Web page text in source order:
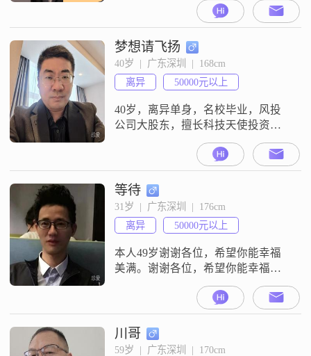
梦想请飞扬
40岁  |  广东深圳  |  168cm
离异
50000元以上
40岁，离异单身，名校毕业，风投
公司大股东，擅长科技天使投资，
公司已在行业小有名气##3002##农
村出身的野孩子，凭个人能力奋斗
至此，见惯人世间的冷暖，诚心寻
找志同道合的伴侣共度余生
##3002##对另一半要求:年轻（30岁
以下）或漂亮至少占一条；温柔顾
家，或聪明能干，或者家庭条件背
景特别好至少占一条##3002##
等待
31岁  |  广东深圳  |  176cm
离异
50000元以上
本人49岁谢谢各位，希望你能幸福
美满。谢谢各位，希望你能幸福美
川哥
59岁  |  广东深圳  |  170cm